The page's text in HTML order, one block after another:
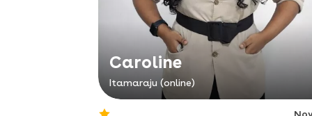
Caroline
Itamaraju (online)